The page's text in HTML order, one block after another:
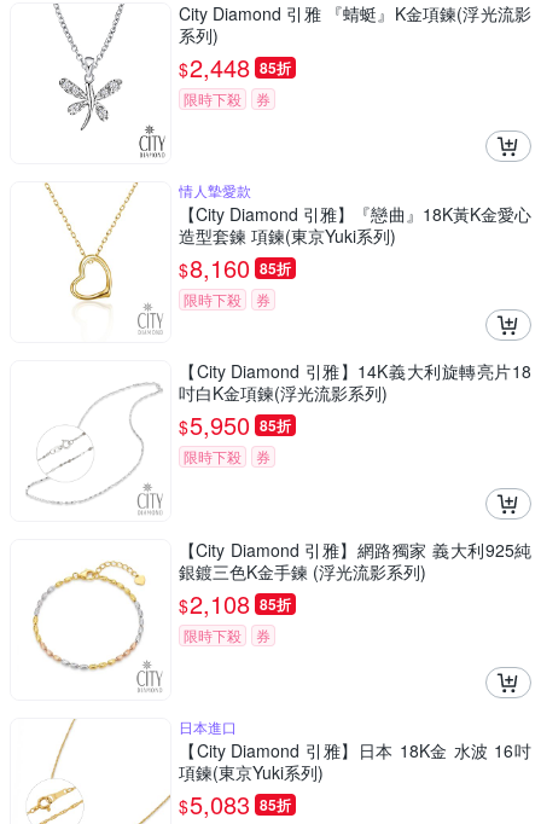
City Diamond 引雅 『蜻蜓』K金項鍊(浮光流影
系列)
$2,448 85折
限時下殺 券
情人摯愛款
【City Diamond 引雅】『戀曲』18K黃K金愛心
造型套鍊 項鍊(東京Yuki系列)
$8,160 85折
限時下殺 券
【City Diamond 引雅】14K義大利旋轉亮片18
吋白K金項鍊(浮光流影系列)
$5,950 85折
限時下殺 券
【City Diamond 引雅】網路獨家 義大利925純
銀鍍三色K金手鍊 (浮光流影系列)
$2,108 85折
限時下殺 券
日本進口
【City Diamond 引雅】日本 18K金 水波 16吋
項鍊(東京Yuki系列)
$5,083 85折